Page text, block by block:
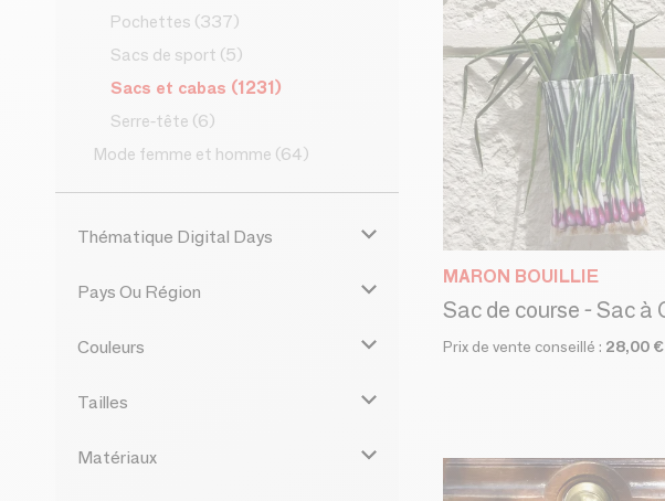
Pochettes (337)
Sacs de sport (5)
Sacs et cabas (1231)
Serre-tête (6)
Mode femme et homme (64)
Thématique Digital Days
Pays Ou Région
Couleurs
Tailles
Matériaux
MARON BOUILLIE
Prix de vente conseillé : 28,00 €